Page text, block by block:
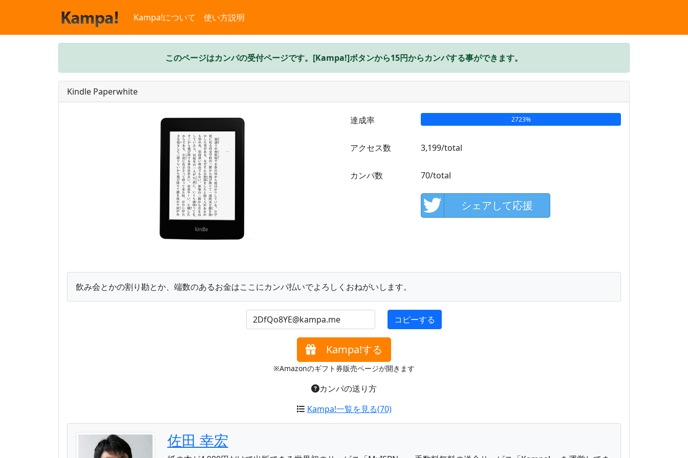
Kampa!について 使い方説明
このページはカンパの受付ページです。[Kampa!]ボタンから15円からカンパする事ができます。
Kindle Paperwhite
達成率 2723%
アクセス数
カンパ数
シェアして応援
飲み会とかの割り勘とか、端数のあるお金はここにカンパ払いでよろしくおねがいします。
mail コピーする
Kampa!する
※Amazonのギフト券販売ページが開きます
カンパの送り方
Kampa!一覧を見る(70)
佐田 幸宏